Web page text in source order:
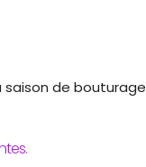
saison de bouturage